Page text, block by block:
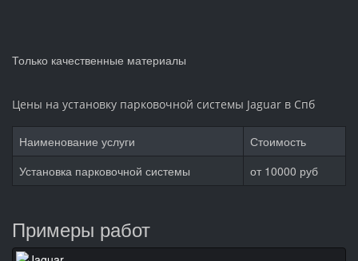
Только качественные материалы
Цены на установку парковочной системы Jaguar в Спб
Наименование услуги
Стоимость
Установка парковочной системы
от 10000 руб
Примеры работ